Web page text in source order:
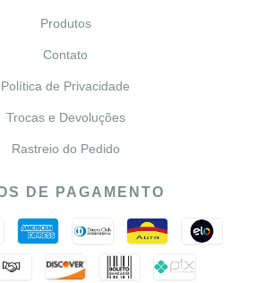
Produtos
Contato
Política de Privacidade
Trocas e Devoluções
Rastreio do Pedido
DE PAGAMENTO